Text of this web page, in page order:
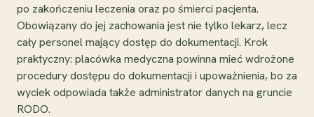
po zakończeniu leczenia oraz po śmierci pacjenta.
Obowiązany do jej zachowania jest nie tylko lekarz, lecz
cały personel mający dostęp do dokumentacji. Krok
praktyczny: placówka medyczna powinna mieć wdrożone
procedury dostępu do dokumentacji i upoważnienia, bo za
wyciek odpowiada także administrator danych na gruncie
RODO.